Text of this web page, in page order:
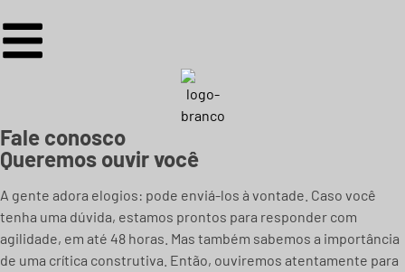
Fale conosco
Queremos ouvir você
A gente adora elogios: pode enviá-los à vontade. Caso você
tenha uma dúvida, estamos prontos para responder com
agilidade, em até 48 horas. Mas também sabemos a importância
de uma crítica construtiva. Então, ouviremos atentamente para